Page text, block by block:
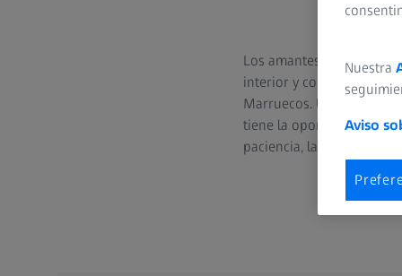
Los amantes de la
interior y con las cosas
Marruecos. Un pájaro
tiene la oportunidad de
paciencia, la experiencia
Nuestra
Aviso